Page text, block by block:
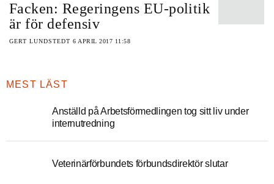
Facken: Regeringens EU-politik
är för defensiv
GERT LUNDSTEDT 6 APRIL 2017 11:58
MEST LÄST
Anställd på Arbetsförmedlingen tog sitt liv under
internutredning
Veterinärförbundets förbundsdirektör slutar